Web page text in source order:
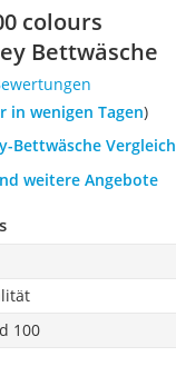
colours
Bettwäsche
in wenigen Tagen)
Bettwäsche Vergleich
weitere Angebote
100